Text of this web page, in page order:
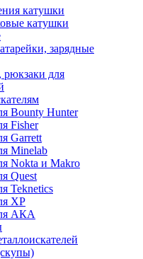
катушки
катушки
зарядные
для
Bounty Hunter
Fisher
Garrett
Minelab
Nokta и Makro
Quest
Teknetics
XP
АКА